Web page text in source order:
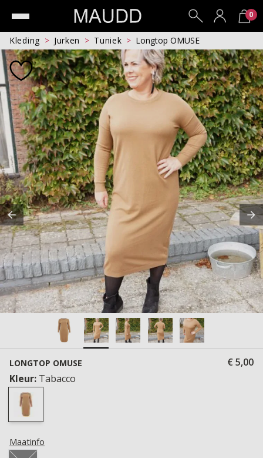
0
Kleding Jurken Tuniek Longtop OMUSE
LONGTOP OMUSE
€ 5,00
Kleur: Tabacco
Maatinfo